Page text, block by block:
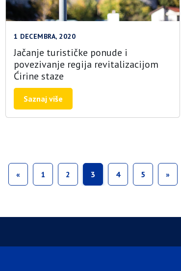
1 DECEMBRA, 2020
Jačanje turističke ponude i
povezivanje regija revitalizacijom
Ćirine staze
Saznaj više
« 1 2 3 4 5 »